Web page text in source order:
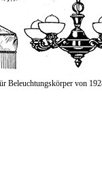
Beleuchtungskörper von